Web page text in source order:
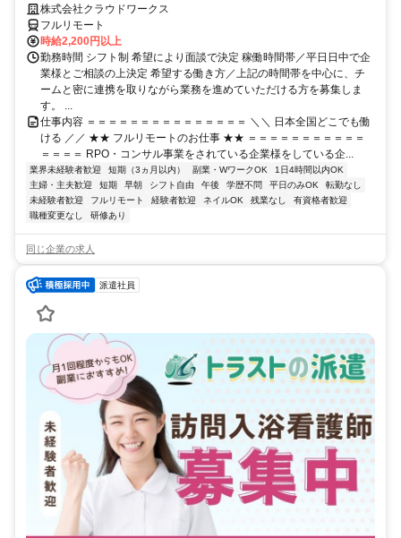
働40時間で安定収入！
株式会社クラウドワークス
フルリモート
時給2,200円以上
勤務時間 シフト制 希望により面談で決定 稼働時間帯／平日日中で企
業様とご相談の上決定 希望する働き方／上記の時間帯を中心に、チ
ームと密に連携を取りながら業務を進めていただける方を募集しま
す。 ...
仕事内容 ＝＝＝＝＝＝＝＝＝＝＝＝＝＝＝ ＼＼ 日本全国どこでも働
ける ／／ ★★ フルリモートのお仕事 ★★ ＝＝＝＝＝＝＝＝＝＝＝
＝＝＝＝ RPO・コンサル事業をされている企業様をしている企...
業界未経験者歓迎 短期（3ヵ月以内） 副業・WワークOK
1日4時間以内OK
主婦・主夫歓迎
短期 早朝 シフト自由 午後 学歴不問 平日のみOK
転勤なし
未経験者歓迎
フルリモート 経験者歓迎 ネイルOK 残業なし
有資格者歓迎
職種変更なし
研修あり
同じ企業の求人
派遣社員